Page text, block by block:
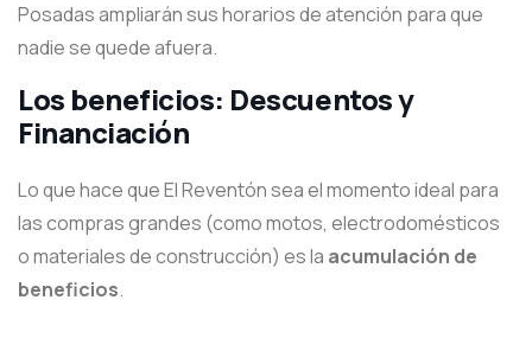
Posadas ampliarán sus horarios de atención para que
nadie se quede afuera.
Los beneficios: Descuentos y
Financiación
Lo que hace que El Reventón sea el momento ideal para
las compras grandes (como motos, electrodomésticos
o materiales de construcción) es la acumulación de
beneficios.